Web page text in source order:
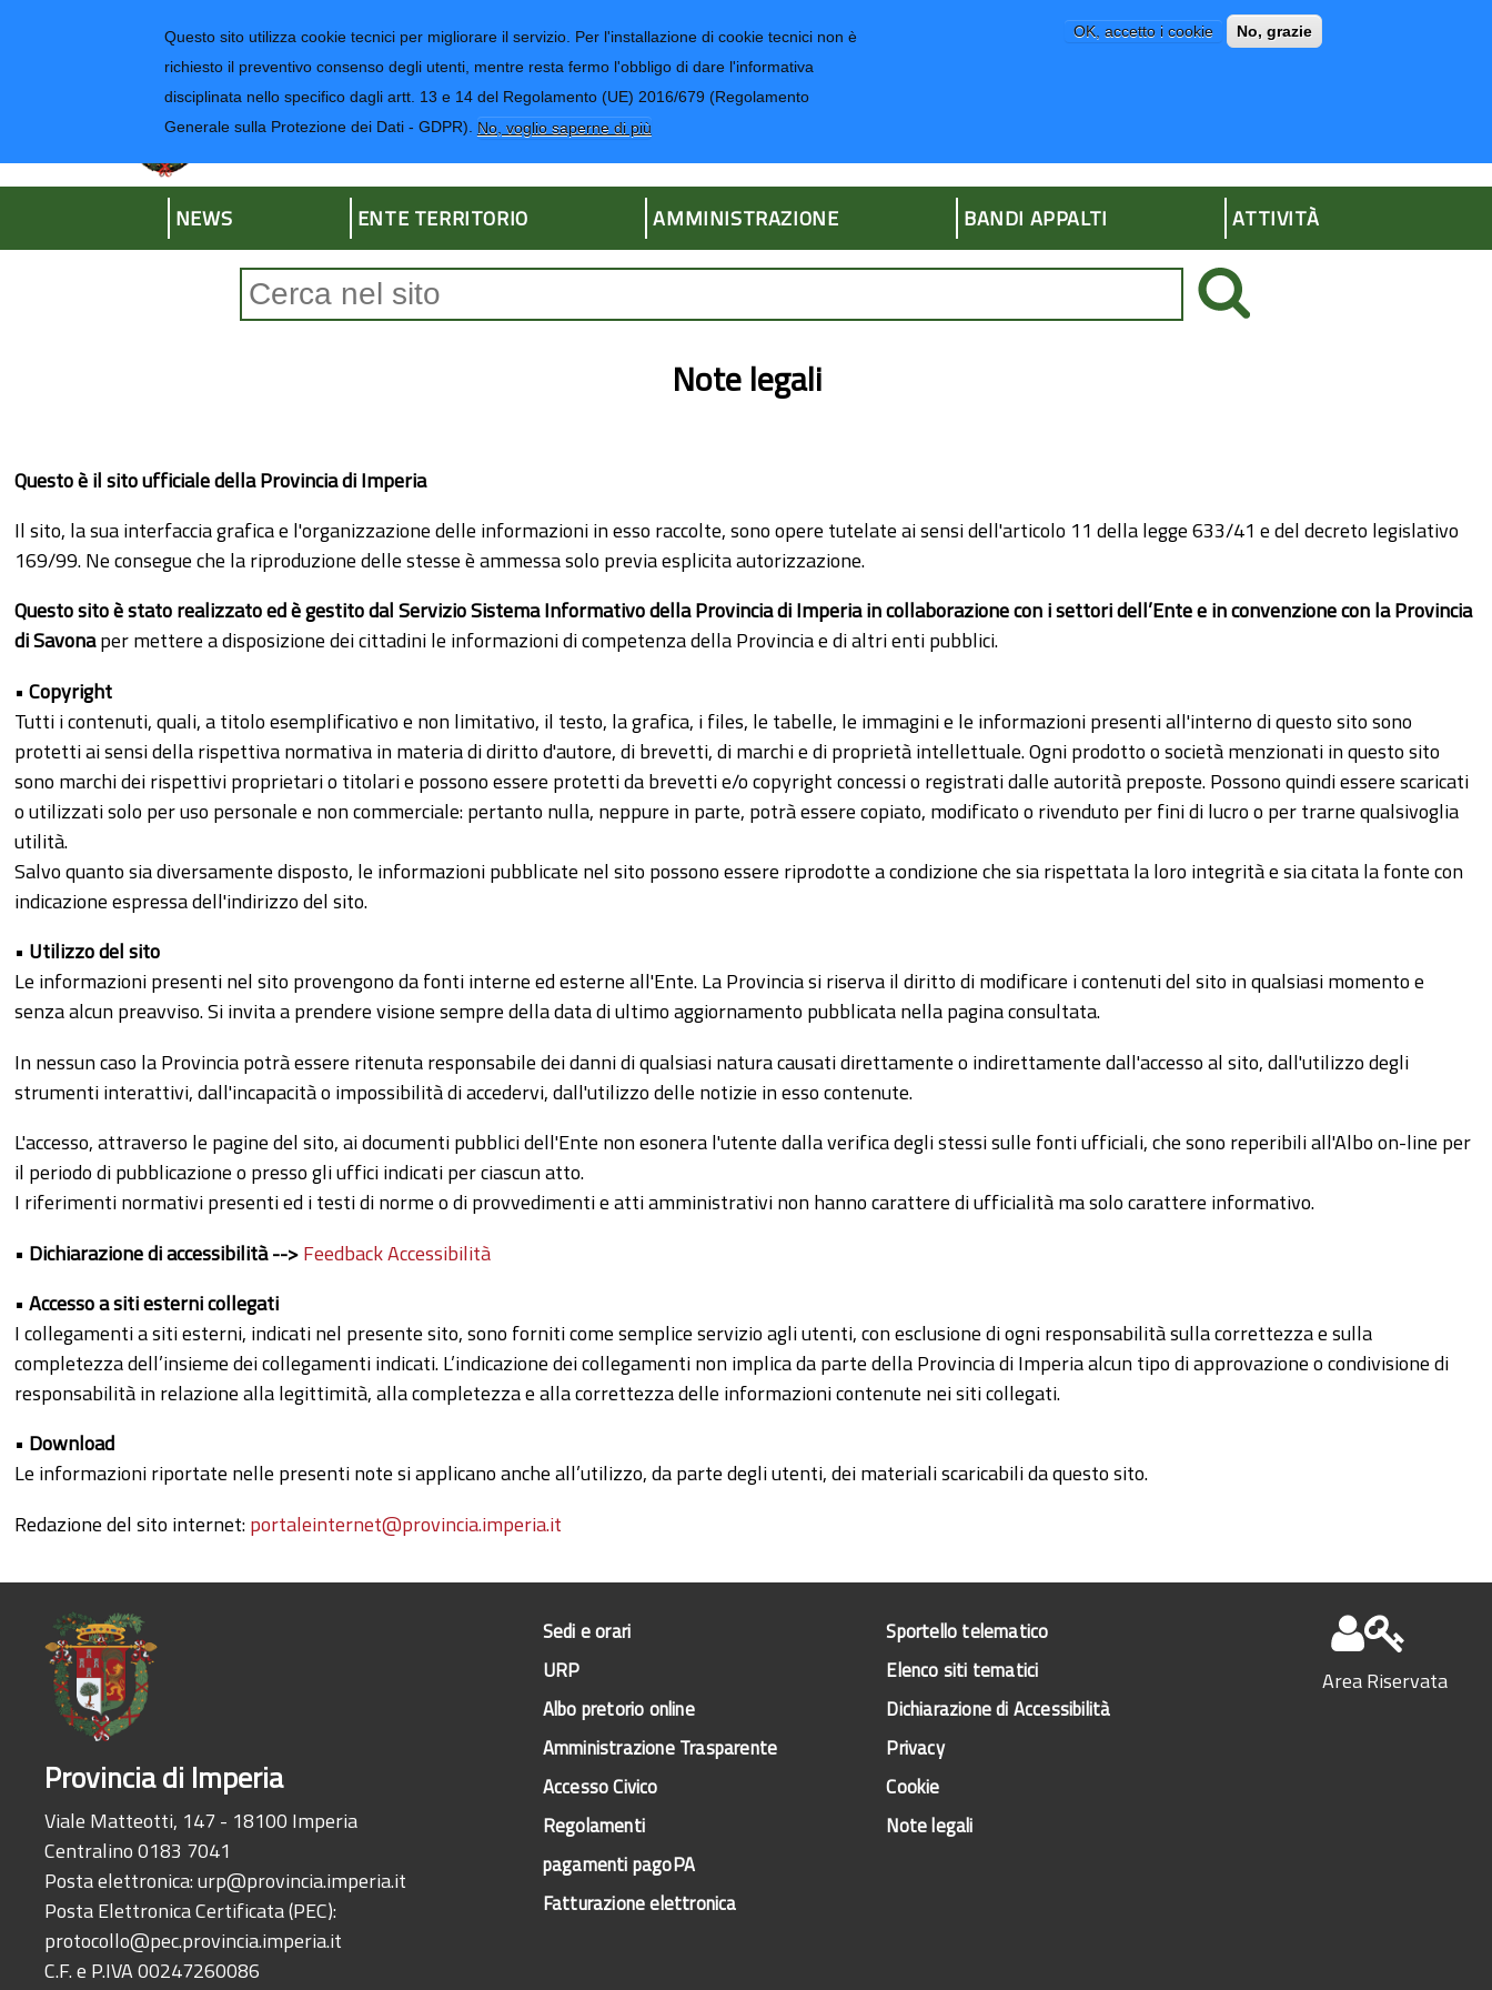
Questo sito utilizza cookie tecnici per migliorare il servizio. Per l'installazione di cookie tecnici non è
richiesto il preventivo consenso degli utenti, mentre resta fermo l'obbligo di dare l'informativa
disciplinata nello specifico dagli artt. 13 e 14 del Regolamento (UE) 2016/679 (Regolamento
Generale sulla Protezione dei Dati - GDPR). No, voglio saperne di più
OK, accetto i cookie No, grazie
Regione Liguria
Provincia di Imperia
NEWS ENTE TERRITORIO AMMINISTRAZIONE BANDI APPALTI ATTIVITÀ
Note legali
Questo è il sito ufficiale della Provincia di Imperia
Il sito, la sua interfaccia grafica e l'organizzazione delle informazioni in esso raccolte, sono opere tutelate ai sensi dell'articolo 11 della legge 633/41 e del decreto legislativo
169/99. Ne consegue che la riproduzione delle stesse è ammessa solo previa esplicita autorizzazione.
Questo sito è stato realizzato ed è gestito dal Servizio Sistema Informativo della Provincia di Imperia in collaborazione con i settori dell’Ente e in convenzione con la Provincia
di Savonaper mettere a disposizione dei cittadini le informazioni di competenza della Provincia e di altri enti pubblici.
•Copyright
Tutti i contenuti, quali, a titolo esemplificativo e non limitativo, il testo, la grafica, i files, le tabelle, le immagini e le informazioni presenti all'interno di questo sito sono
protetti ai sensi della rispettiva normativa in materia di diritto d'autore, di brevetti, di marchi e di proprietà intellettuale. Ogni prodotto o società menzionati in questo sito
sono marchi dei rispettivi proprietari o titolari e possono essere protetti da brevetti e/o copyright concessi o registrati dalle autorità preposte. Possono quindi essere scaricati
o utilizzati solo per uso personale e non commerciale: pertanto nulla, neppure in parte, potrà essere copiato, modificato o rivenduto per fini di lucro o per trarne qualsivoglia
utilità.
Salvo quanto sia diversamente disposto, le informazioni pubblicate nel sito possono essere riprodotte a condizione che sia rispettata la loro integrità e sia citata la fonte con
indicazione espressa dell'indirizzo del sito.
• Utilizzo del sito
Le informazioni presenti nel sito provengono da fonti interne ed esterne all'Ente. La Provincia si riserva il diritto di modificare i contenuti del sito in qualsiasi momento e
senza alcun preavviso. Si invita a prendere visione sempre della data di ultimo aggiornamento pubblicata nella pagina consultata.
In nessun caso la Provincia potrà essere ritenuta responsabile dei danni di qualsiasi natura causati direttamente o indirettamente dall'accesso al sito, dall'utilizzo degli
strumenti interattivi, dall'incapacità o impossibilità di accedervi, dall'utilizzo delle notizie in esso contenute.
L'accesso, attraverso le pagine del sito, ai documenti pubblici dell'Ente non esonera l'utente dalla verifica degli stessi sulle fonti ufficiali, che sono reperibili all'Albo on-line per
il periodo di pubblicazione o presso gli uffici indicati per ciascun atto.
I riferimenti normativi presenti ed i testi di norme o di provvedimenti e atti amministrativi non hanno carattere di ufficialità ma solo carattere informativo.
• Dichiarazione di accessibilità -->Feedback Accessibilità
•Accesso a siti esterni collegati
I collegamenti a siti esterni, indicati nel presente sito, sono forniti come semplice servizio agli utenti, con esclusione di ogni responsabilità sulla correttezza e sulla
completezza dell’insieme dei collegamenti indicati. L’indicazione dei collegamenti non implica da parte della Provincia di Imperia alcun tipo di approvazione o condivisione di
responsabilità in relazione alla legittimità, alla completezza e alla correttezza delle informazioni contenute nei siti collegati.
• Download
Le informazioni riportate nelle presenti note si applicano anche all’utilizzo, da parte degli utenti, dei materiali scaricabili da questo sito.
Redazione del sito internet:portaleinternet@provincia.imperia.it
Provincia di Imperia
Viale Matteotti, 147 - 18100 Imperia
Centralino 0183 7041
Posta elettronica:urp@provincia.imperia.it
Posta Elettronica Certificata (PEC):
protocollo@pec.provincia.imperia.it
C.F. e P.IVA 00247260086
Sedi e orari
URP
Albo pretorio online
Amministrazione Trasparente
Accesso Civico
Regolamenti
pagamenti pagoPA
Fatturazione elettronica
Sportello telematico
Elenco siti tematici
Dichiarazione di Accessibilità
Privacy
Cookie
Note legali
Area Riservata